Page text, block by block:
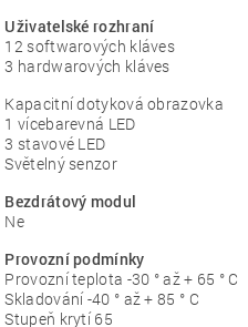
Uživatelské rozhraní
12 softwarových kláves
3 hardwarových kláves
Kapacitní dotyková obrazovka
1 vícebarevná LED
3 stavové LED
Světelný senzor
Bezdrátový modul
Ne
Provozní podmínky
Provozní teplota -30 ° až + 65 ° C
Skladování -40 ° až + 85 ° C
Stupeň krytí 65